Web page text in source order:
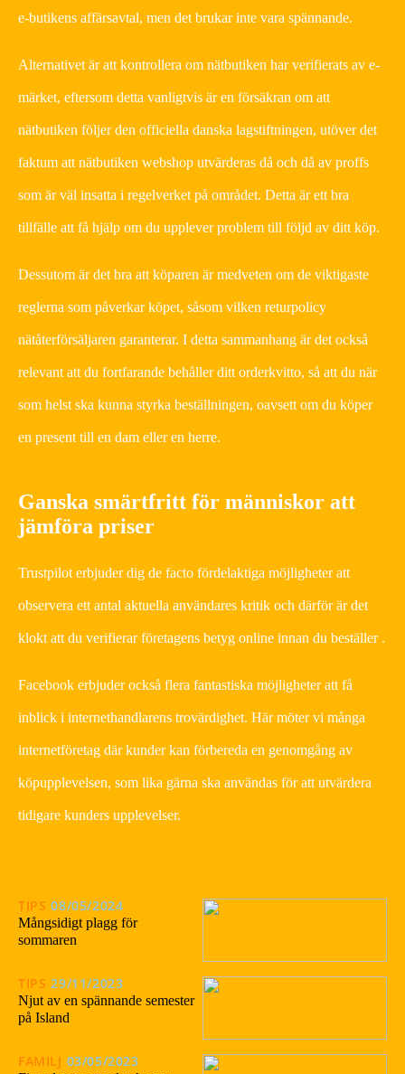
e-butikens affärsavtal, men det brukar inte vara spännande.
Alternativet är att kontrollera om nätbutiken har verifierats av e-
märket, eftersom detta vanligtvis är en försäkran om att
nätbutiken följer den officiella danska lagstiftningen, utöver det
faktum att nätbutiken webshop utvärderas då och då av proffs
som är väl insatta i regelverket på området. Detta är ett bra
tillfälle att få hjälp om du upplever problem till följd av ditt köp.
Dessutom är det bra att köparen är medveten om de viktigaste
reglerna som påverkar köpet, såsom vilken returpolicy
nätåterförsäljaren garanterar. I detta sammanhang är det också
relevant att du fortfarande behåller ditt orderkvitto, så att du när
som helst ska kunna styrka beställningen, oavsett om du köper
en present till en dam eller en herre.
Ganska smärtfritt för människor att
jämföra priser
Trustpilot erbjuder dig de facto fördelaktiga möjligheter att
observera ett antal aktuella användares kritik och därför är det
klokt att du verifierar företagens betyg online innan du beställer .
Facebook erbjuder också flera fantastiska möjligheter att få
inblick i internethandlarens trovärdighet. Här möter vi många
internetföretag där kunder kan förbereda en genomgång av
köpupplevelsen, som lika gärna ska användas för att utvärdera
tidigare kunders upplevelser.
TIPS 08/05/2024
Mångsidigt plagg för
sommaren
TIPS 29/11/2023
Njut av en spännande semester
på Island
FAMILJ 03/05/2023